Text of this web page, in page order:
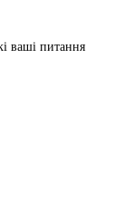
ваші питання